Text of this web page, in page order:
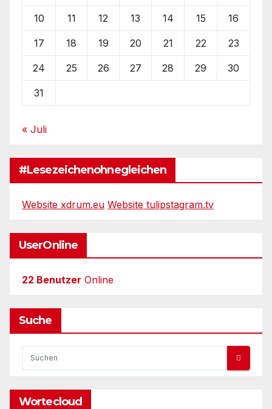
10 11 12 13 14 15 16
17 18 19 20 21 22 23
24 25 26 27 28 29 30
31
« Juli
#Lesezeichenohnegleichen
Website xdrum.eu Website tulipstagram.tv
UserOnline
22 Benutzer Online
Suche
Wortecloud